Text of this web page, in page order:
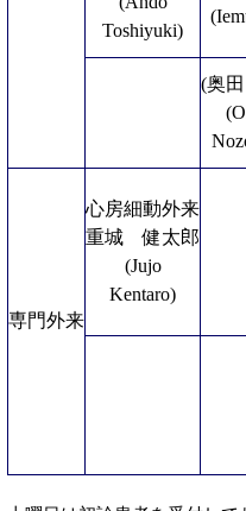
Toshiyuki)
(奥
専門外来
心房細動外来
重城 健太郎
(Jujo
Kentaro)